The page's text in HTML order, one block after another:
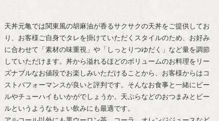
天丼元亀では関東風の胡麻油が香るサクサクの天丼をご提供してお
り、お客様ご自身でタレを掛けていただくスタイルのため、お好み
に合わせて「素材の味重視」や「しっとりつゆだく」など量を調節
していただけます。丼から溢れるほどのボリュームのお料理をリー
ズナブルなお値段でお楽しみいただけることから、お客様からはコ
ストパフォーマンスが良いと評判です。そんなお食事と一緒にビー
ルやチューハイもいかがでしょうか。天ぷらなどのおつまみとビー
ルというようなちょい飲みにも最適です。